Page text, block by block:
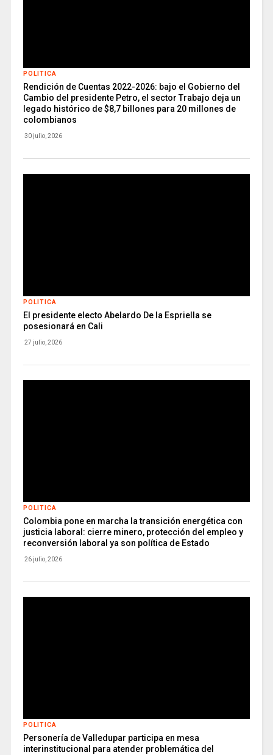
POLITICA
Rendición de Cuentas 2022-2026: bajo el Gobierno del
Cambio del presidente Petro, el sector Trabajo deja un
legado histórico de $8,7 billones para 20 millones de
colombianos
30 julio, 2026
POLITICA
El presidente electo Abelardo De la Espriella se
posesionará en Cali
27 julio, 2026
POLITICA
Colombia pone en marcha la transición energética con
justicia laboral: cierre minero, protección del empleo y
reconversión laboral ya son política de Estado
26 julio, 2026
POLITICA
Personería de Valledupar participa en mesa
interinstitucional para atender problemática del